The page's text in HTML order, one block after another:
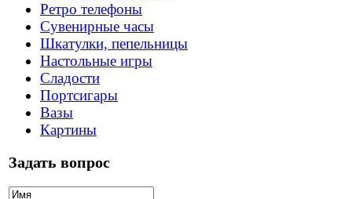
Ретро телефоны
Сувенирные часы
Шкатулки, пепельницы
Настольные игры
Сладости
Портсигары
Вазы
Картины
Задать вопрос